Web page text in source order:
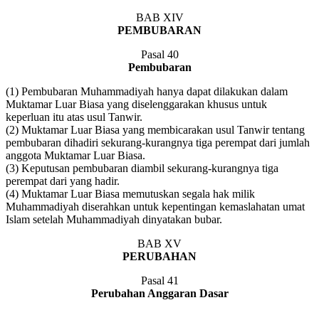
BAB XIV
PEMBUBARAN
Pasal 40
Pembubaran
(1) Pembubaran Muhammadiyah hanya dapat dilakukan dalam
Muktamar Luar Biasa yang diselenggarakan khusus untuk
keperluan itu atas usul Tanwir.
(2) Muktamar Luar Biasa yang membicarakan usul Tanwir tentang
pembubaran dihadiri sekurang-kurangnya tiga perempat dari jumlah
anggota Muktamar Luar Biasa.
(3) Keputusan pembubaran diambil sekurang-kurangnya tiga
perempat dari yang hadir.
(4) Muktamar Luar Biasa memutuskan segala hak milik
Muhammadiyah diserahkan untuk kepentingan kemaslahatan umat
Islam setelah Muhammadiyah dinyatakan bubar.
BAB XV
PERUBAHAN
Pasal 41
Perubahan Anggaran Dasar